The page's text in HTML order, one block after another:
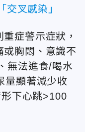
「交叉感染」
症警示症狀，
或胸悶、意識不
無法進食/喝水
量顯著減少收
下心跳>100